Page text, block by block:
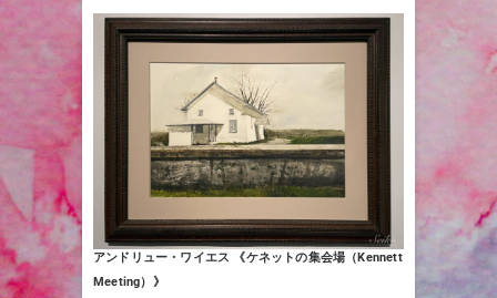
アンドリュー・ワイエス 《ケネットの集会場（Kennett
Meeting）》